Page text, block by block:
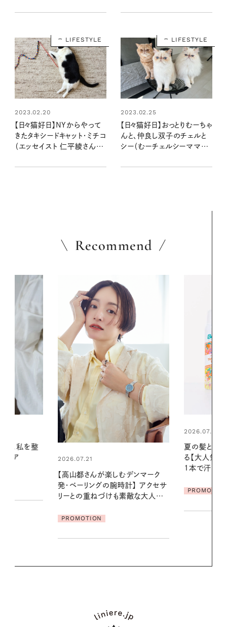
LIFESTYLE
2023.02.20
【日々猫好日】NYからやって
きたタキシードキャット・ミチコ
（エッセイスト 仁平綾さんよ
LIFESTYLE
2023.02.25
【日々猫好日】おっとりむーちゃ
んと、仲良し双子のチェルと
シー（むーチェルシーママさ
Recommend
2026.07.24
る【大人気のドライシャンプー】 この
PROMOTION
2026.06.01
真夏に向け
やりジェルと
地よくうるお